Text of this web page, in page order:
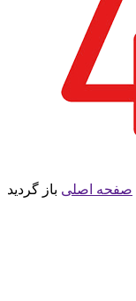
صفحه اصلی باز گردید